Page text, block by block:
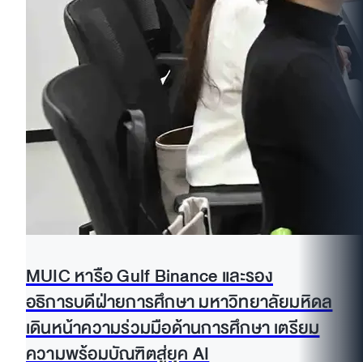
MUIC หารือ Gulf Binance และรอง
อธิการบดีฝ่ายการศึกษา มหาวิทยาลัยมหิดล
เดินหน้าความร่วมมือด้านการศึกษา เตรียม
ความพร้อมบัณฑิตสู่ยุค AI